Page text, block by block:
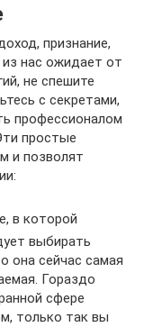
признание,
нас ожидает от
не спешите
с секретами,
профессионалом
простые
и позволят
в которой
выбирать
она сейчас самая
Гораздо
сфере
только так вы